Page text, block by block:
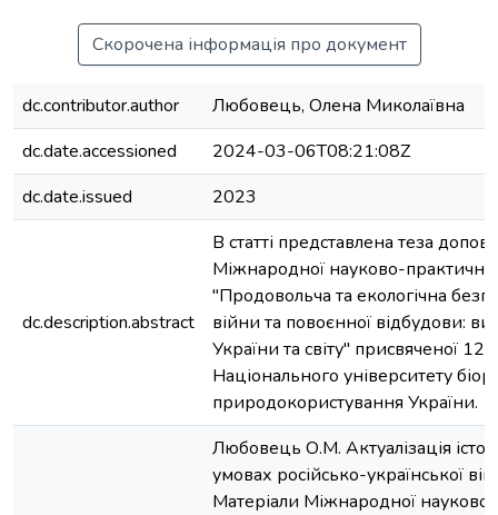
Скорочена інформація про документ
dc.contributor.author
Любовець, Олена Миколаївна
dc.date.accessioned
2024-03-06T08:21:08Z
dc.date.issued
2023
dc.description.abstract
В статті представлена теза
Міжнародної науково-
"Продовольча та екологічна
війни та повоєнної відбудови:
України та світу" присвяченої
Національного університету
природокористування України.
Любовець О.М. Актуалізація
умовах російсько-української
Матеріали Міжнародної